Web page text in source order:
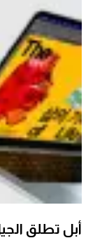
أبل تطلق